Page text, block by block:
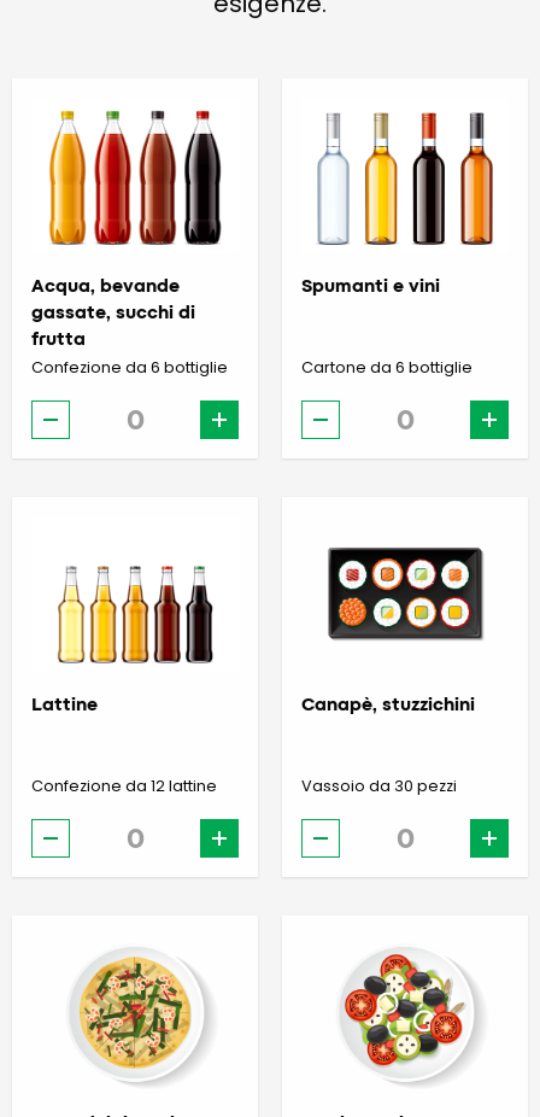
Acqua, bevande
gassate, succhi di
frutta
Confezione da 6 bottiglie
Spumanti e vini
Cartone da 6 bottiglie
Lattine
Confezione da 12 lattine
Canapè, stuzzichini
Vassoio da 30 pezzi